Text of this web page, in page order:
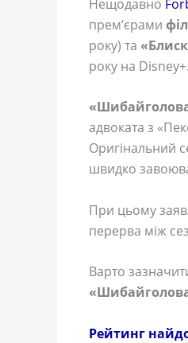
Нещодавно
прем’єрами
року) та
року на Disney+.
адвоката з
Оригінальний
швидко
При цьому
перерва між
Варто
Рейтинг